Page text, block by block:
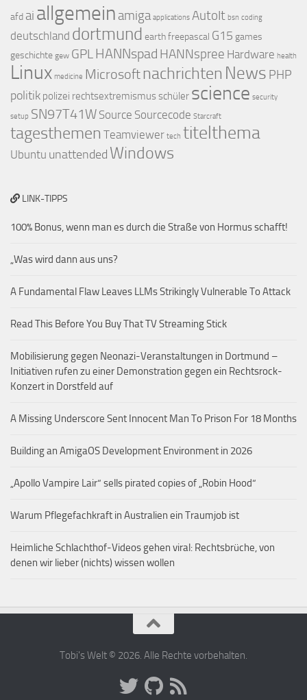
afd ai allgemein amiga applications AutoIt bsn coding
deutschland dortmund earthfreepascal G15 games
geschichte gew GPLHANNspad HANNspree Hardware health
Linux medicine Microsoft nachrichten News PHP
politik polizei rechtsextremismusschüler science security
setup SN97T41W Source Sourcecode Starcraft
tagesthemen Teamviewer tech titelthema
Ubuntu unattended Windows
LINK-TIPPS
100% Bonus, wenn man es durch die Straße von Hormus schafft!
„Was wird dann aus uns?
A Fundamental Flaw Leaves LLMs Strikingly Vulnerable To Attack
Read This Before You Buy That TV Streaming Stick
Mobilisierung gegen Neonazi-Veranstaltungen in Dortmund –
Initiativen rufen zu einer Demonstration gegen ein Rechtsrock-
Konzert in Dorstfeld auf
A Missing Underscore Sent Innocent Man To Prison For 18 Months
Building an AmigaOS Development Environment in 2026
„Apollo Vampire Lair“ sells pirated copies of „Robin Hood“
Warum Pflegefachkraft in Australien ein Traumjob ist
Heimliche Schlachthof-Videos gehen viral: Rechtsbrüche, von
denen wir lieber (nichts) wissen wollen
Tobi's Welt © 2026. Alle Rechte vorbehalten.